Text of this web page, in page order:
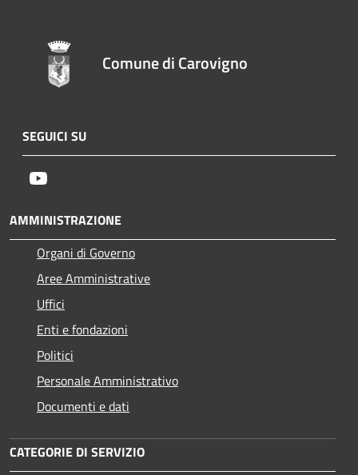
Comune di Carovigno
SEGUICI SU
AMMINISTRAZIONE
Organi di Governo
Aree Amministrative
Uffici
Enti e fondazioni
Politici
Personale Amministrativo
Documenti e dati
CATEGORIE DI SERVIZIO